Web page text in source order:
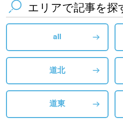
エリアで記事を探
all
道北
道東